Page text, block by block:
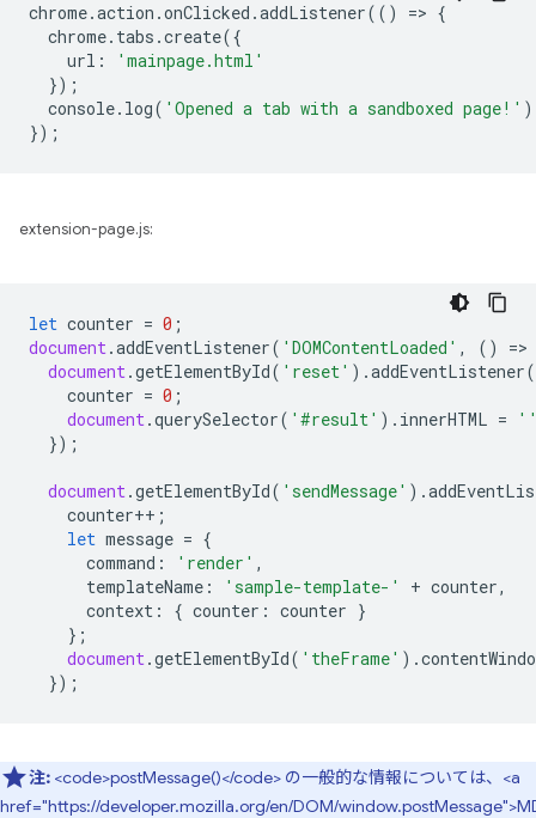
chrome.action .onClicked .addListener(() => {
chrome. tabs .create({
url :
'mainpage.html'
});
console. log( 'Opened a tab with a sandboxed page!'
});
extension-page.js:
let counter = 0 ;
document.addEventListener( 'DOMContentLoaded' , () =>
document.getElementById( 'reset' ).addEventListener(
counter = 0 ;
document.querySelector( '#result' ). innerHTML =
});
document.getElementById( 'sendMessage' ).
counter++ ;
let message = {
command : 'render' ,
templateName : 'sample-template-' + counter,
context : { counter : counter }
};
document.getElementById( 'theFrame' ).
});
注: <code>postMessage()</code> の一般的な情報については、<a
href="https://developer.mozilla.org/en/DOM/